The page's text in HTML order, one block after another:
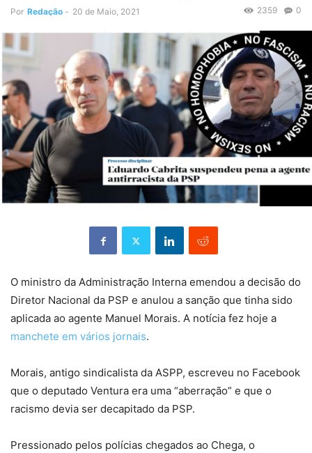
Por Redação - 20 de Maio, 2021 0
2359
O ministro da Administração Interna emendou a decisão do
Diretor Nacional da PSP e anulou a sanção que tinha sido
aplicada ao agente Manuel Morais. A notícia fez hoje a
manchete em vários jornais.
Morais, antigo sindicalista da ASPP, escreveu no Facebook
que o deputado Ventura era uma “aberração” e que o
racismo devia ser decapitado da PSP.
Pressionado pelos polícias chegados ao Chega, o